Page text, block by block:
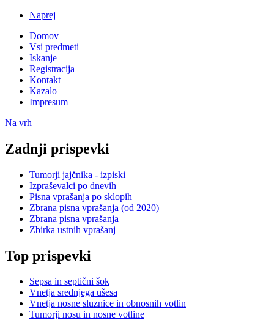
Naprej
Domov
Vsi predmeti
Iskanje
Registracija
Kontakt
Kazalo
Impresum
Na vrh
Zadnji prispevki
Tumorji jajčnika - izpiski
Izpraševalci po dnevih
Pisna vprašanja po sklopih
Zbrana pisna vprašanja (od 2020)
Zbrana pisna vprašanja
Zbirka ustnih vprašanj
Top prispevki
Sepsa in septični šok
Vnetja srednjega ušesa
Vnetja nosne sluznice in obnosnih votlin
Tumorji nosu in nosne votline